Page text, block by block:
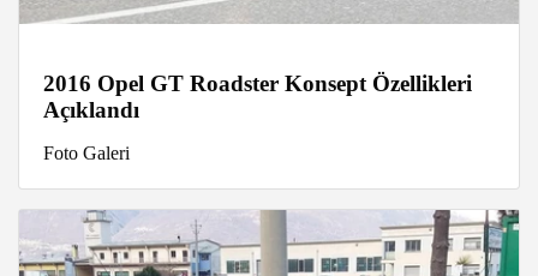
2016 Opel GT Roadster Konsept Özellikleri
Açıklandı
Foto Galeri